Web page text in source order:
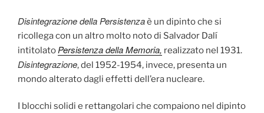
Disintegrazione della Persistenzaè un dipinto che si
ricollega con un altro molto noto di Salvador Dalí
intitolato Persistenza della Memoria, realizzato nel 1931.
Disintegrazione, del 1952-1954, invece, presenta un
mondo alterato dagli effetti dell’era nucleare.
I blocchi solidi e rettangolari che compaiono nel dipinto